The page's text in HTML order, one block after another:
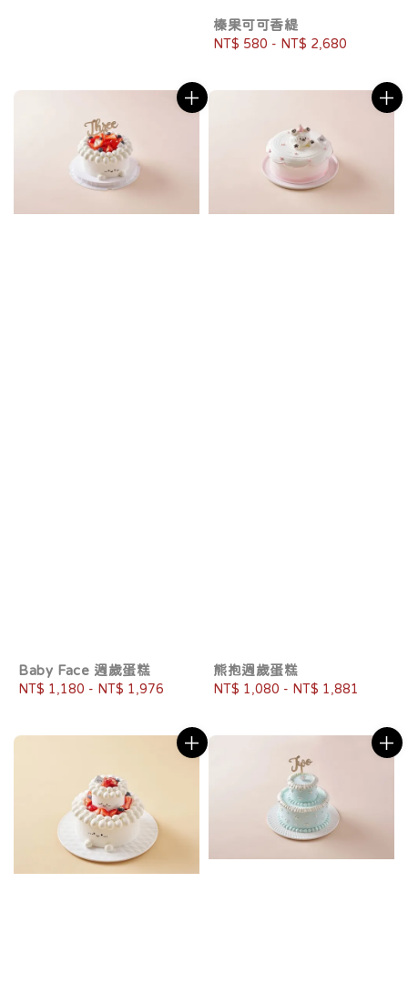
榛果可可香緹
Regular
NT$ 580 - NT$ 2,680
Baby Face 週歲蛋糕
Regular
NT$ 1,180 - NT$ 1,976
熊抱週歲蛋糕
Regular
NT$ 1,080 - NT$ 1,881